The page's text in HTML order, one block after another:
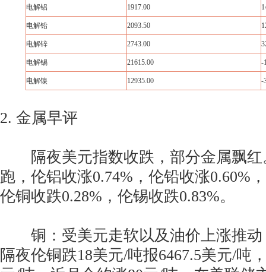
电解铝 1917.00
电解铅 2093.50
电解锌 2743.00
电解锡 21615.00 -
电解镍 12935.00 -
2. 金属早评
隔夜美元指数收跌，部分金属飘红
跑，伦铝收涨0.74%，伦铅收涨0.60%
伦铜收跌0.28%，伦锡收跌0.83%。
铜：受美元走软以及油价上涨推动
隔夜伦铜跌18美元/吨报6467.5美元/吨